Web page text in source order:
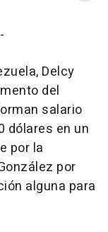
Delcy
del
salario
dólares en un
por la
por
alguna para